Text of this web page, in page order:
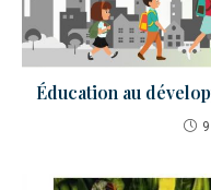
Éducation au